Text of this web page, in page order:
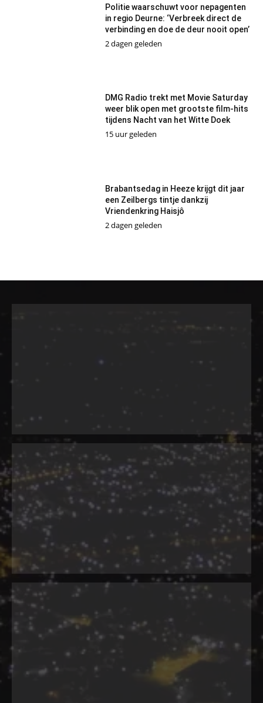
Politie waarschuwt voor nepagenten
in regio Deurne: ‘Verbreek direct de
verbinding en doe de deur nooit open’
2 dagen geleden
DMG Radio trekt met Movie Saturday
weer blik open met grootste film-hits
tijdens Nacht van het Witte Doek
15 uur geleden
Brabantsedag in Heeze krijgt dit jaar
een Zeilbergs tintje dankzij
Vriendenkring Haisjô
2 dagen geleden